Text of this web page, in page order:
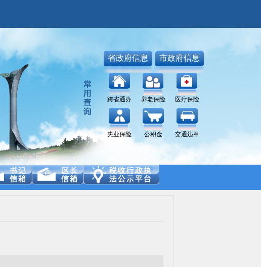
省政府信息 市政府信息
跨省通办 养老保险 医疗保险
失业保险 公积金 交通违章